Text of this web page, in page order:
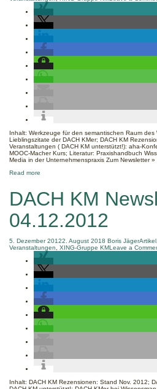
Inhalt: Werkzeuge für den semantischen Raum des
Lieblingszitate der DACH KMer; DACH KM
Veranstaltungen ( DACH KM unterstützt!): aha-
MOOC-Macher Kurs; Literatur: Praxishandbuch
Media in der Unternehmenspraxis Zum Newsletter »
Read more
Newsletter
21.01.2013
DACH KM
04.12.2012
5. Dezember 20122. August 2018 Boris JägerArtikel
Veranstaltungen
XING-Gruppe KMLeave a
Inhalt: DACH KM Rezensionen: Stand Nov. 2012;